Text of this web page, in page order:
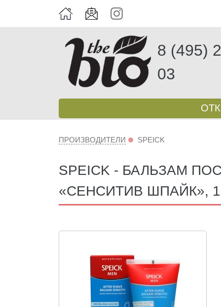
8 (495)
03
ПРОИЗВОДИТЕЛИ SPEICK
SPEICK - БАЛЬЗАМ
«СЕНСИТИВ ШПАЙК»,